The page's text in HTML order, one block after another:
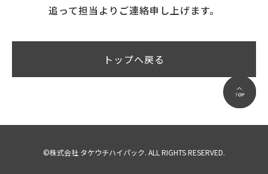
追って担当よりご連絡申し上げます。
トップへ戻る
©株式会社 タケウチハイパック. ALL RIGHTS RESERVED.